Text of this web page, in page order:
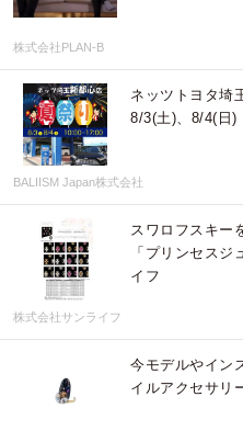
株式会社PLAN-B
ネッツトヨタ埼
8/3(土)、8/4(日)
BALIISM Japan株式会社
スワロフスキー
「プリンセスジ
イフ
株式会社サンライフ
今モデルやイン
イルアクセサリ